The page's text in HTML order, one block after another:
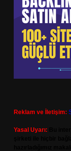
Reklam ve İletişim:
Yasal Uyarı: